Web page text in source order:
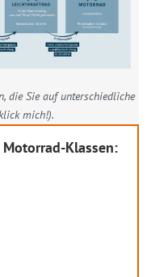
die Sie auf unterschiedliche
mich!).
Klassen: